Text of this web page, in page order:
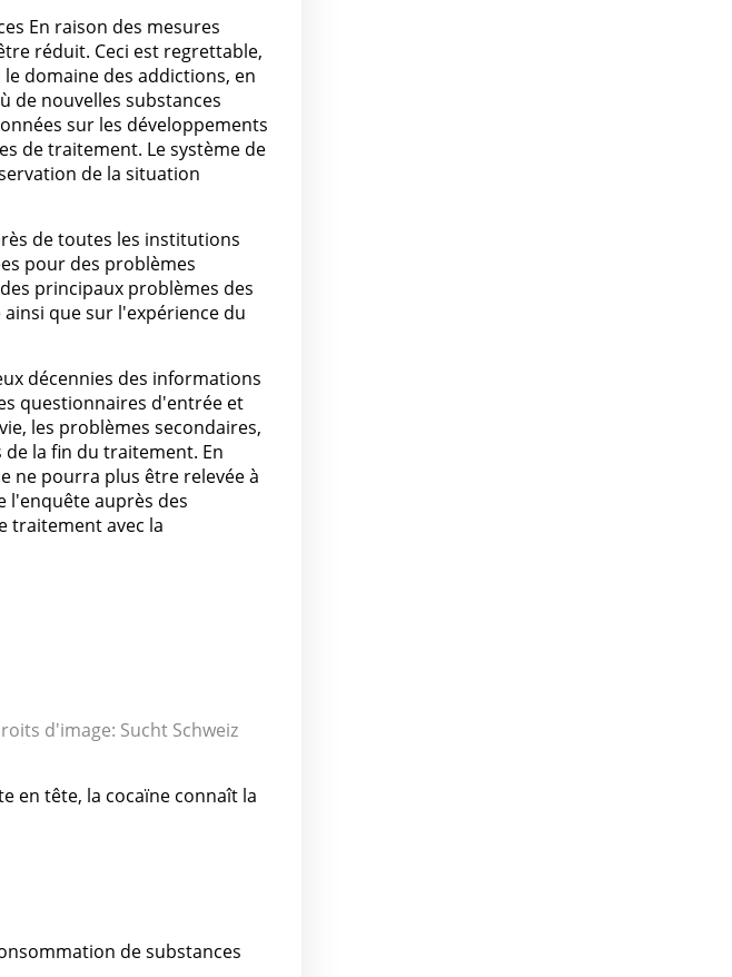
En raison des mesures
réduit. Ceci est regrettable,
domaine des addictions, en
de nouvelles substances
sur les développements
de traitement. Le système de
de la situation
de toutes les institutions
pour des problèmes
principaux problèmes des
que sur l'expérience du
décennies des informations
questionnaires d'entrée et
les problèmes secondaires,
la fin du traitement. En
ne pourra plus être relevée à
l'enquête auprès des
traitement avec la
d'image: Sucht Schweiz
en tête, la cocaïne connaît la
de substances